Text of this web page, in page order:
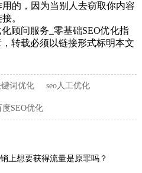
的，‍‍因为当别人去窃取你内容
。
顾问服务_零基础SEO优化指
转载必须以链接形式标明本文
键词优化 seo人工优化
度SEO优化
销上‍想要获得流量是原罪吗？